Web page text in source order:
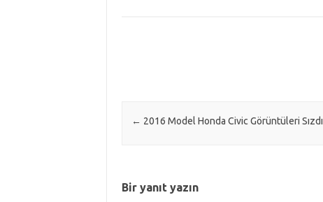
Post navigation
← 2016 Model Honda Civic Görüntüleri Sızdı
Bir yanıt yazın